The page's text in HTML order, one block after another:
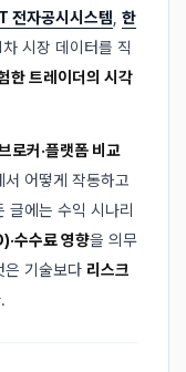
전자공시시스템, 한
시장 데이터를 직
한 트레이더의 시각
로커·플랫폼 비교
어떻게 작동하고
글에는 수익 시나리
수수료 영향을 의무
은 기술보다 리스크